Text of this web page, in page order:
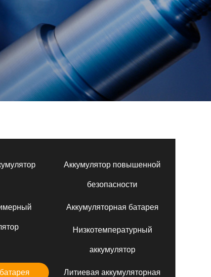
Аккумулятор повышенной
безопасности
Аккумуляторная батарея
Низкотемпературный
аккумулятор
Литиевая аккумуляторная